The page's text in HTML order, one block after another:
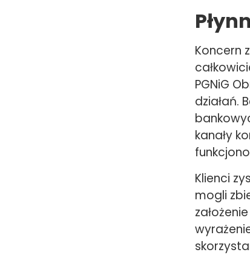
Koncern
PGNiG
działań.
kanały
Klienci
mogli